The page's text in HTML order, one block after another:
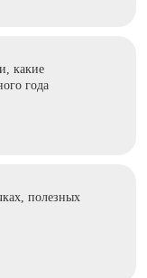
какие
года
полезных